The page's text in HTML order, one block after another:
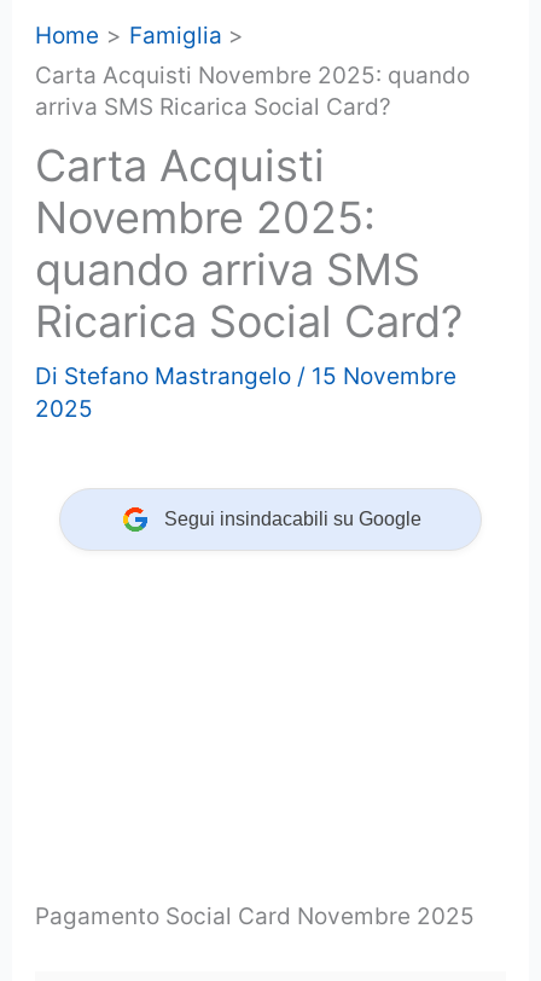
Home
Famiglia
Carta Acquisti Novembre 2025: quando
arriva SMS Ricarica Social Card?
Carta Acquisti
Novembre 2025:
quando arriva SMS
Ricarica Social Card?
Di Stefano Mastrangelo / 15 Novembre
2025
Segui insindacabili su Google
Pagamento Social Card Novembre 2025